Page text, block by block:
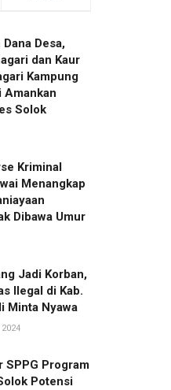
Desa,
dan Kaur
Kampung
Amankan
Solok
Kriminal
Menangkap
Dibawa Umur
Jadi Korban,
Ilegal di Kab.
Minta Nyawa
2024
SPPG Program
Potensi